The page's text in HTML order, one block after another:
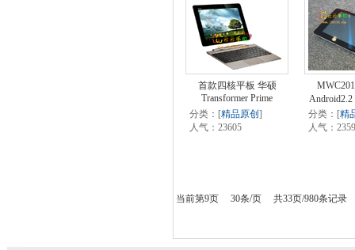
首款四核平板 华硕
Transformer Prime
分类：[精品原创 ]
人气：23605
分类：[精
人气：
当前第9页 30条/页 共33页/980条记录